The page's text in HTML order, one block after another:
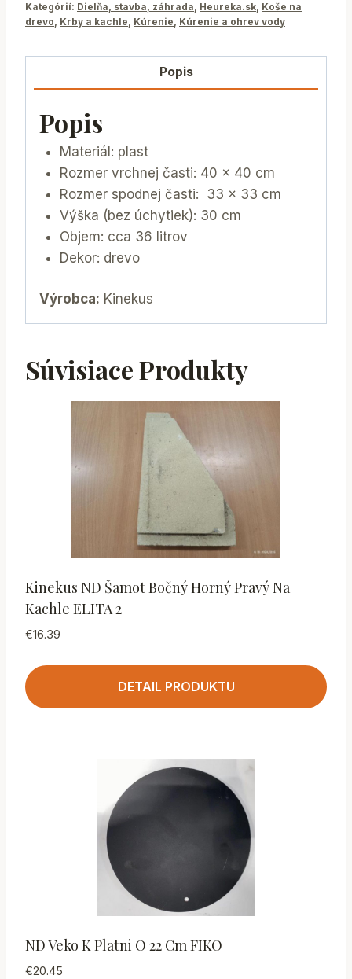
Kategórií: Dielňa, stavba, záhrada, Heureka.sk, Koše na
drevo, Krby a kachle, Kúrenie, Kúrenie a ohrev vody
Popis
Popis
Materiál: plast
Rozmer vrchnej časti: 40 x 40 cm
Rozmer spodnej časti: 33 x 33 cm
Výška (bez úchytiek): 30 cm
Objem: cca 36 litrov
Dekor: drevo
Výrobca: Kinekus
Súvisiace Produkty
Kinekus ND Šamot Bočný Horný Pravý Na
Kachle ELITA 2
€16.39
DETAIL PRODUKTU
ND Veko K Platni O 22 Cm FIKO
€20.45